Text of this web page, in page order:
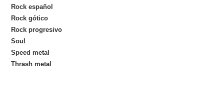
Rock español
Rock gótico
Rock progresivo
Soul
Speed metal
Thrash metal